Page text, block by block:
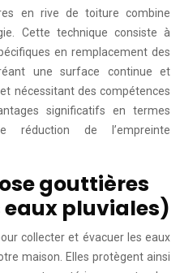
en rive de toiture combine
Cette technique consiste à
en remplacement des
une surface continue et
nécessitant des compétences
significatifs en termes
réduction de l’empreinte
gouttières
pluviales)
collecter et évacuer les eaux
maison. Elles protègent ainsi